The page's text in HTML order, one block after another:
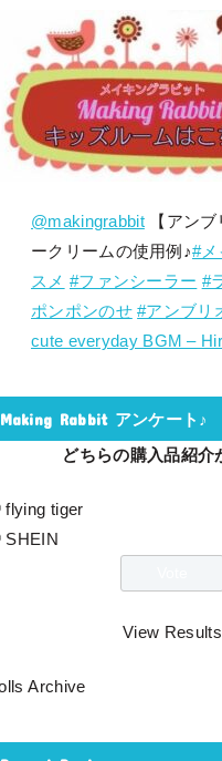
@makingrabbit【アンブ
ークリームの使用例♪#メ
スメ #ファンシーラー #
ポンポンのせ #アンブリ
cute everyday BGM –
Making Rabbit アンケート♪
どちらの購入品紹介
flying tiger
SHEIN
View Results
Archive